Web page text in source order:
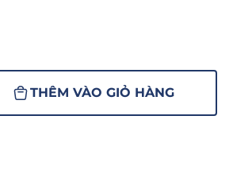
THÊM VÀO GIỎ HÀNG